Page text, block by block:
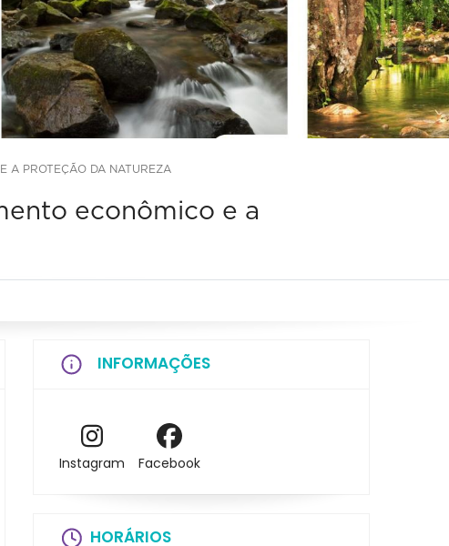
A PROTEÇÃO DA NATUREZA
econômico e a
INFORMAÇÕES
Instagram Facebook
HORÁRIOS